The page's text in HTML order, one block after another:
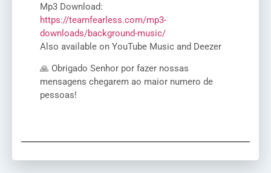
Mp3 Download:
https://teamfearless.com/mp3-
downloads/background-music/
Also available on YouTube Music and Deezer
🙏 Obrigado Senhor por fazer nossas
mensagens chegarem ao maior numero de
pessoas!